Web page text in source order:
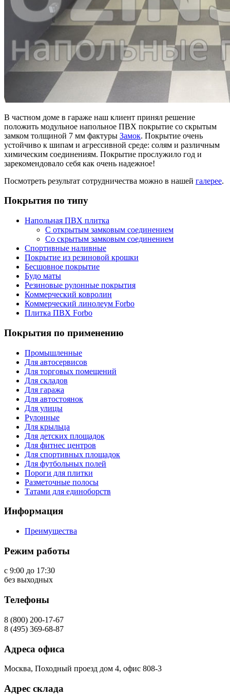
В частном доме в гараже наш клиент принял решение
положить модульное напольное ПВХ покрытие со скрытым
замком толщиной 7 мм фактуры Замок. Покрытие очень
устойчиво к шипам и агрессивной среде: солям и различным
химическим соединениям. Покрытие прослужило год и
зарекомендовало себя как очень надежное!
Посмотреть результат сотрудничества можно в нашей галерее.
Покрытия по типу
Напольная ПВХ плитка
С открытым замковым соединением
Со скрытым замковым соединением
Спортивные наливные
Покрытие из резиновой крошки
Бесшовное покрытие
Будо маты
Резиновые рулонные покрытия
Коммерческий ковролин
Коммерческий линолеум Forbo
Плитка ПВХ Forbo
Покрытия по применению
Промышленные
Для автосервисов
Для торговых помещений
Для складов
Для гаража
Для автостоянок
Для улицы
Рулонные
Для крыльца
Для детских площадок
Для фитнес центров
Для спортивных площадок
Для футбольных полей
Пороги для плитки
Разметочные полосы
Татами для единоборств
Информация
Преимущества
Режим работы
с 9:00 до 17:30
без выходных
Телефоны
8 (800) 200-17-67
8 (495) 369-68-87
Адреса офиса
Москва, Походный проезд дом 4, офис 808-3
Адрес склада